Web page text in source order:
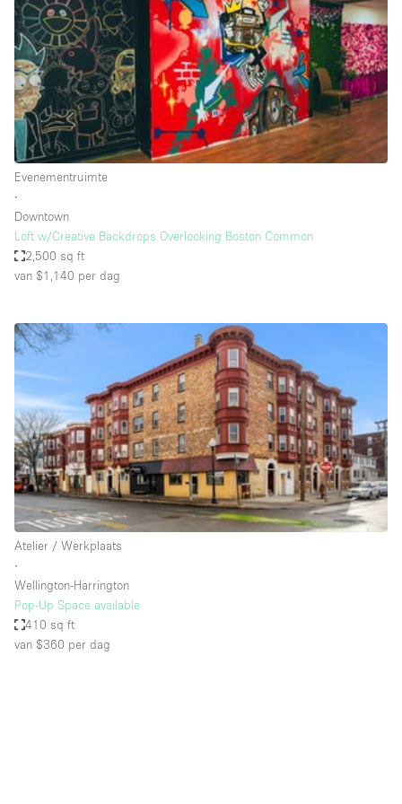
Creatieve ruimte
Dak
Evenementruimte
Foto / Filmstudio
Galerie
Hal
Kantoorruimte
Kraampje / Kiosk / Stalletje
Magazijn
Ontvangsthal
Overige
Restaurant / Bar / Café
Salon
Unieke ruimte
Vergaderruimte
Vrachtwagen
Winkel delen
Winkelruimte in winkelcentrum
Evenementruimte
∙
Downtown
Loft w/Creative Backdrops Overlooking Boston Common
2,500 sq ft
van $1,140 per dag
Atelier / Werkplaats
∙
Wellington-Harrington
Pop-Up Space available
410 sq ft
van $360 per dag